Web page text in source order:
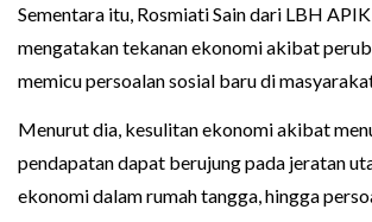
Sementara itu, Rosmiati Sain dari LBH
mengatakan tekanan ekonomi akibat
memicu persoalan sosial baru di
Menurut dia, kesulitan ekonomi akibat
pendapatan dapat berujung pada jeratan
ekonomi dalam rumah tangga, hingga